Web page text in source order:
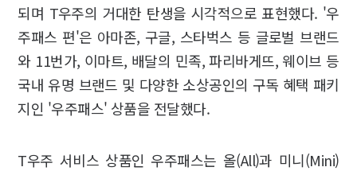
되며 T우주의 거대한 탄생을 시각적으로 표현했다. '우
주패스 편'은 아마존, 구글, 스타벅스 등 글로벌 브랜드
와 11번가, 이마트, 배달의 민족, 파리바게뜨, 웨이브 등
국내 유명 브랜드 및 다양한 소상공인의 구독 혜택 패키
지인 '우주패스' 상품을 전달했다.
T우주 서비스 상품인 우주패스는 올(All)과 미니(Mini)